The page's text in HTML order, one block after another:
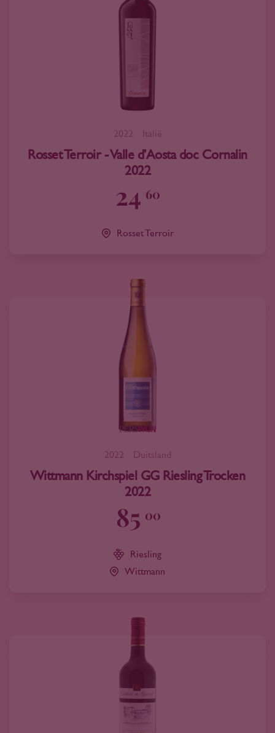
2022 Italië
Rosset Terroir - Valle d'Aosta doc Cornalin
2022
24 60
Rosset Terroir
2022 Duitsland
Wittmann Kirchspiel GG Riesling Trocken
2022
85 00
Riesling
Wittmann